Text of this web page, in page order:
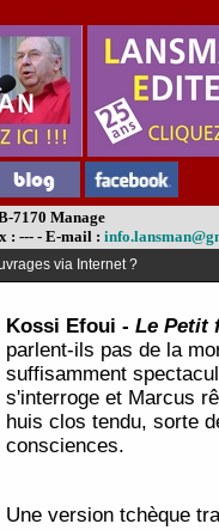
7170 Manage
: --- - E-mail :
via Internet ?
Kossi Efoui - Le Petit
parlent-ils pas de la
suffisamment
s'interroge et Marcus
huis clos tendu, sorte
consciences.
Une version tchèque